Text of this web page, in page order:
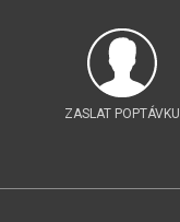
ZASLAT POPTÁVKU